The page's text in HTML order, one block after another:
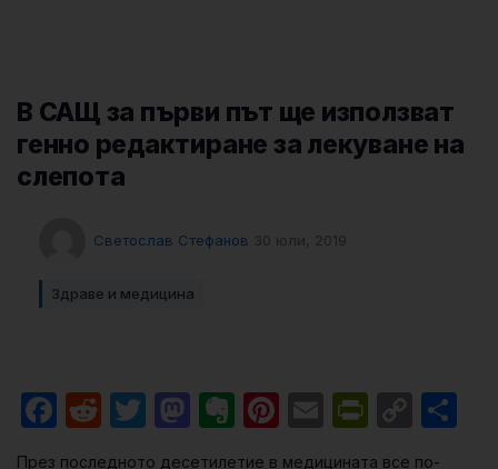
В САЩ за първи път ще използват
генно редактиране за лекуване на
слепота
Светослав Стефанов 30 юли, 2019
Здраве и медицина
Facebook
RedditTwitter
Mastodon
Evernote
Pinterest
Email
През последното десетилетие в медицината все по-